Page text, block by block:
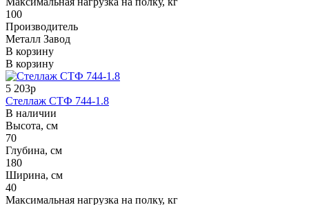
100
Производитель
Металл Завод
В корзину
В корзину
5 203р
Стеллаж СТФ 744-1.8
В наличии
Высота, см
70
Глубина, см
180
Ширина, см
40
Максимальная нагрузка на полку, кг